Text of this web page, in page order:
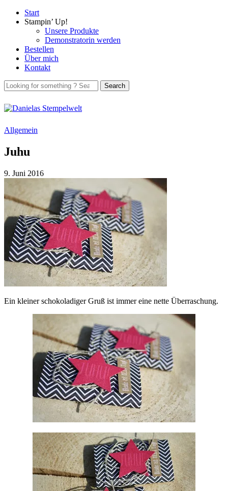
Start
Stampin’ Up!
Unsere Produkte
Demonstratorin werden
Bestellen
Über mich
Kontakt
Allgemein
Juhu
9. Juni 2016
Ein kleiner schokoladiger Gruß ist immer eine nette Überraschung.